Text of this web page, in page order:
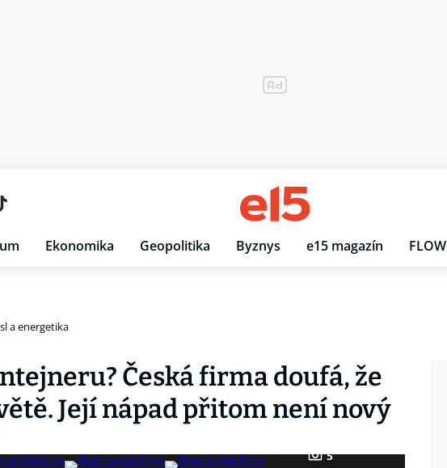
Ekonomika Geopolitika Byznys e15 magazín FLOW
a energetika
Česká firma doufá, že
Její nápad přitom není nový
5